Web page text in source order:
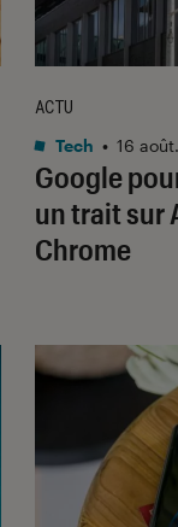
Google
un trait sur
Chrome
ACTU
Tech • 16